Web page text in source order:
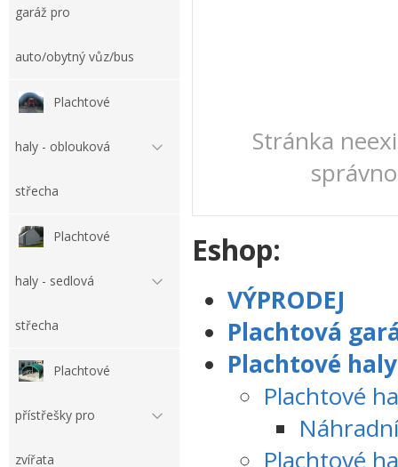
garáž pro
auto/obytný vůz/bus
Plachtové
haly - oblouková
střecha
Plachtové
haly - sedlová
střecha
Plachtové
přístřešky pro
zvířata
Stránka
Eshop:
VÝPRODEJ
Plachtová
Plachtové
Plachtové
Plachtové